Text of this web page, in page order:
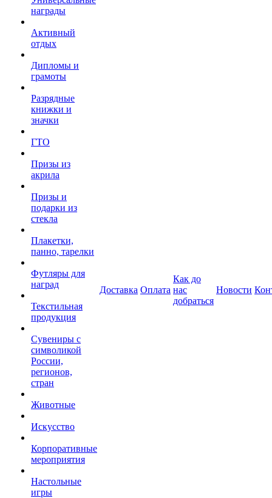
награды
Активный
отдых
Дипломы и
грамоты
Разрядные
книжки и
значки
ГТО
Призы из
акрила
Призы и
подарки из
стекла
Плакетки,
панно, тарелки
Футляры для
наград
Текстильная
продукция
Сувениры с
символикой
России,
регионов,
стран
Животные
Искусство
Корпоративные
мероприятия
Настольные
игры
Доставка Оплата
Как до
нас
добраться
Новости